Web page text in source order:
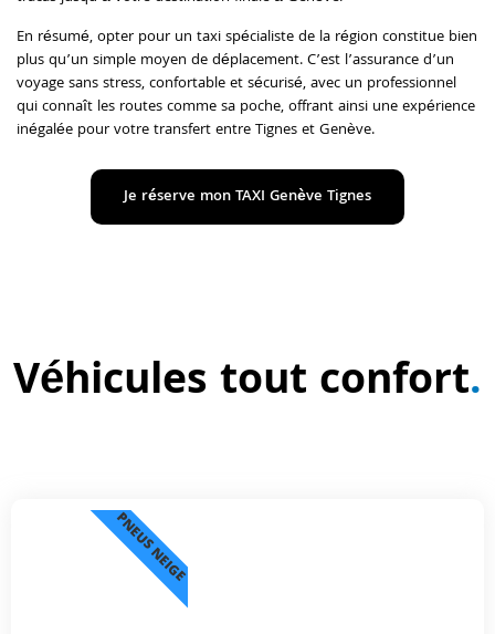
En résumé, opter pour un taxi spécialiste de la région constitue bien
plus qu’un simple moyen de déplacement. C’est l’assurance d’un
voyage sans stress, confortable et sécurisé, avec un professionnel
qui connaît les routes comme sa poche, offrant ainsi une expérience
inégalée pour votre transfert entre Tignes et Genève.
Je réserve mon TAXI Genève Tignes
Véhicules tout confort.
PNEUS NEIGE